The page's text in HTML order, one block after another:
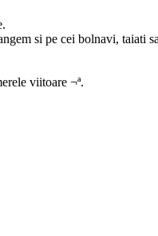
si pe cei bolnavi, taiati
viitoare ¬ª.